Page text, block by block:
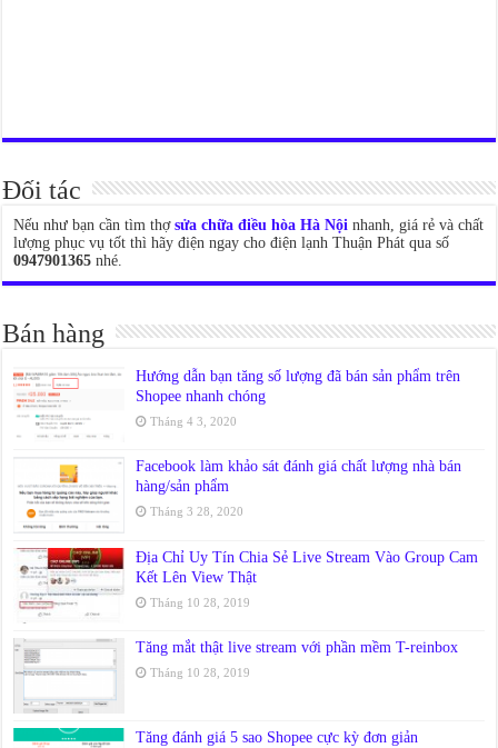
Đối tác
Nếu như bạn cần tìm thợsửa chữa điều hòa Hà Nội nhanh, giá rẻ và chất
lượng phục vụ tốt thì hãy điện ngay cho điện lạnh Thuận Phát qua số
0947901365 nhé.
Bán hàng
Hướng dẫn bạn tăng số lượng đã bán sản phẩm trên
Shopee nhanh chóng
Tháng 4 3, 2020
Facebook làm khảo sát đánh giá chất lượng nhà bán
hàng/sản phẩm
Tháng 3 28, 2020
Địa Chỉ Uy Tín Chia Sẻ Live Stream Vào Group Cam
Kết Lên View Thật
Tháng 10 28, 2019
Tăng mắt thật live stream với phần mềm T-reinbox
Tháng 10 28, 2019
Tăng đánh giá 5 sao Shopee cực kỳ đơn giản